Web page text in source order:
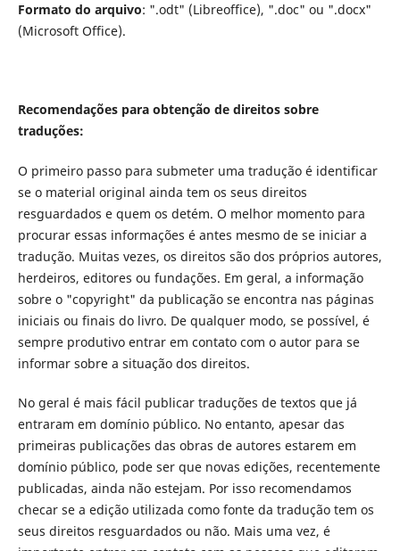
Formato do arquivo: ".odt" (Libreoffice), ".doc" ou ".docx"
(Microsoft Office).
Recomendações para obtenção de direitos sobre
traduções:
O primeiro passo para submeter uma tradução é identificar
se o material original ainda tem os seus direitos
resguardados e quem os detém. O melhor momento para
procurar essas informações é antes mesmo de se iniciar a
tradução. Muitas vezes, os direitos são dos próprios autores,
herdeiros, editores ou fundações. Em geral, a informação
sobre o "copyright" da publicação se encontra nas páginas
iniciais ou finais do livro. De qualquer modo, se possível, é
sempre produtivo entrar em contato com o autor para se
informar sobre a situação dos direitos.
No geral é mais fácil publicar traduções de textos que já
entraram em domínio público. No entanto, apesar das
primeiras publicações das obras de autores estarem em
domínio público, pode ser que novas edições, recentemente
publicadas, ainda não estejam. Por isso recomendamos
checar se a edição utilizada como fonte da tradução tem os
seus direitos resguardados ou não. Mais uma vez, é